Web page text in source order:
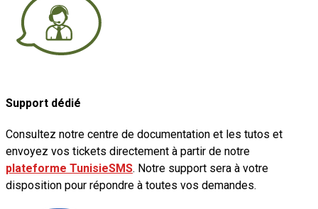
Support dédié
Consultez notre centre de documentation et les tutos et
envoyez vos tickets directement à partir de notre
plateforme TunisieSMS. Notre support sera à votre
disposition pour répondre à toutes vos demandes.